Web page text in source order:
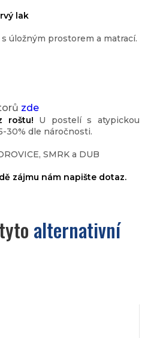
lak
úložným prostorem a matrací.
zde
roštu! U postelí s atypickou
30% dle náročnosti.
SMRK a DUB
zájmu nám napište dotaz.
alternativní